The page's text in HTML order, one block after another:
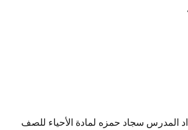
المدرس سجاد حمزه لمادة الأحياء للصف